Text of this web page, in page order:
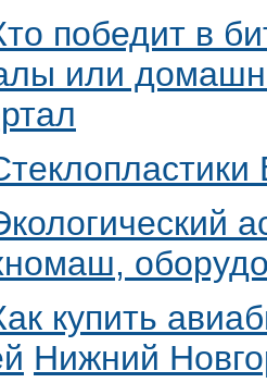
победит в
или
купить
Нижний